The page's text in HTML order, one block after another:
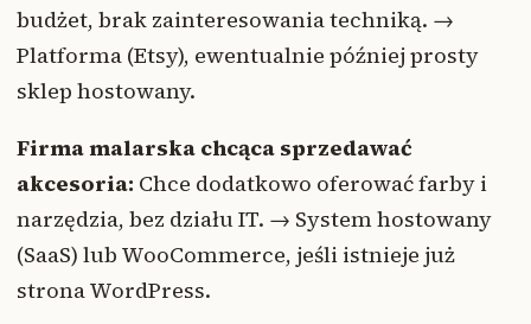
budżet, brak zainteresowania techniką. →
Platforma (Etsy), ewentualnie później prosty
sklep hostowany.
Firma malarska chcąca sprzedawać
akcesoria: Chce dodatkowo oferować farby i
narzędzia, bez działu IT. → System hostowany
(SaaS) lub WooCommerce, jeśli istnieje już
strona WordPress.